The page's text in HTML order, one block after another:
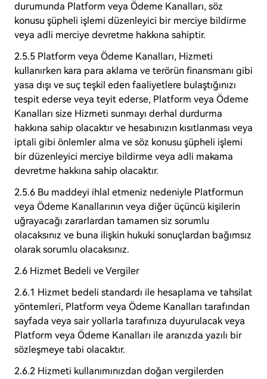
durumunda Platform veya Ödeme Kanalları, söz
konusu şüpheli işlemi düzenleyici bir merciye bildirme
veya adli merciye devretme hakkına sahiptir.
2.5.5 Platform veya Ödeme Kanalları, Hizmeti
kullanırken kara para aklama ve terörün finansmanı gibi
yasa dışı ve suç teşkil eden faaliyetlere bulaştığınızı
tespit ederse veya teyit ederse, Platform veya Ödeme
Kanalları size Hizmeti sunmayı derhal durdurma
hakkına sahip olacaktır ve hesabınızın kısıtlanması veya
iptali gibi önlemler alma ve söz konusu şüpheli işlemi
bir düzenleyici merciye bildirme veya adli makama
devretme hakkına sahip olacaktır.
2.5.6 Bu maddeyi ihlal etmeniz nedeniyle Platformun
veya Ödeme Kanallarının veya diğer üçüncü kişilerin
uğrayacağı zararlardan tamamen siz sorumlu
olacaksınız ve buna ilişkin hukuki sonuçlardan bağımsız
olarak sorumlu olacaksınız.
2.6 Hizmet Bedeli ve Vergiler
2.6.1 Hizmet bedeli standardı ile hesaplama ve tahsilat
yöntemleri, Platform veya Ödeme Kanalları tarafından
sayfada veya sair yollarla tarafınıza duyurulacak veya
Platform veya Ödeme Kanalları ile aranızda yazılı bir
sözleşmeye tabi olacaktır.
2.6.2 Hizmeti kullanımınızdan doğan vergilerden